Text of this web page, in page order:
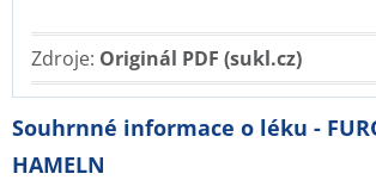
Zdroje: Originál PDF (sukl.cz)
Souhrnné informace o léku -
HAMELN